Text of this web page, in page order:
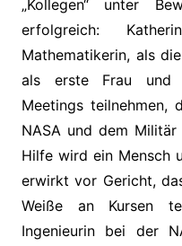
„Kollegen“ unter
erfolgreich:
Mathematikerin, als
als erste Frau und
Meetings teilnehmen,
NASA und dem
Hilfe wird ein Mensch
erwirkt vor Gericht,
Weiße an Kursen
Ingenieurin bei der